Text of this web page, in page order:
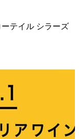
テイル シラーズ